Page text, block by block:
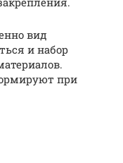
вид
и набор
при